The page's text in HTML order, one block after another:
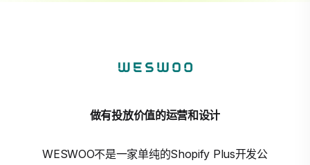
做有投放价值的运营和设计
WESWOO不是一家单纯的Shopify Plus开发公